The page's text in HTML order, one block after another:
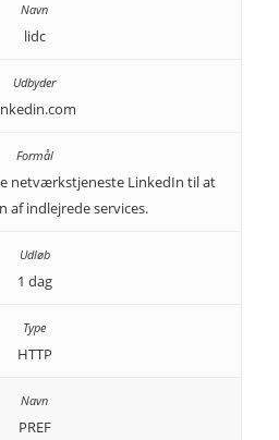
lidc
netværkstjeneste LinkedIn til at
af indlejrede services.
1 dag
HTTP
PREF